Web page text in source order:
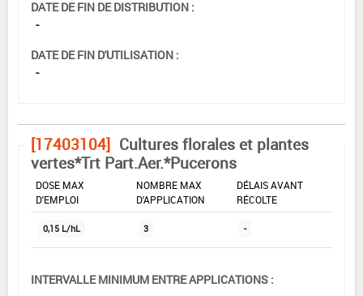
DATE DE FIN DE DISTRIBUTION :
-
DATE DE FIN D'UTILISATION :
-
[17403104] Cultures florales et plantes
vertes*Trt Part.Aer.*Pucerons
DOSE MAX
D'EMPLOI
NOMBRE MAX
D'APPLICATION
DÉLAIS AVANT
RÉCOLTE
0,15 L/hL 3 -
INTERVALLE MINIMUM ENTRE APPLICATIONS :